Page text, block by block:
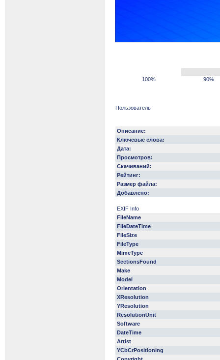
100% 90%
Пользователь
Описание:
Ключевые слова:
Дата:
Просмотров:
Скачиваний:
Рейтинг:
Размер файла:
Добавлено:
EXIF Info
FileName
FileDateTime
FileSize
FileType
MimeType
SectionsFound
Make
Model
Orientation
XResolution
YResolution
ResolutionUnit
Software
DateTime
Artist
YCbCrPositioning